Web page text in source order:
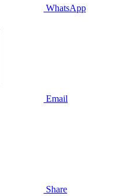
WhatsApp
Email
Share